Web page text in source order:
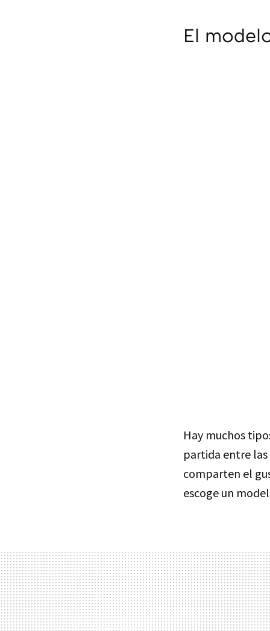
El
Hay muchos
partida entre las
comparten el
escoge un